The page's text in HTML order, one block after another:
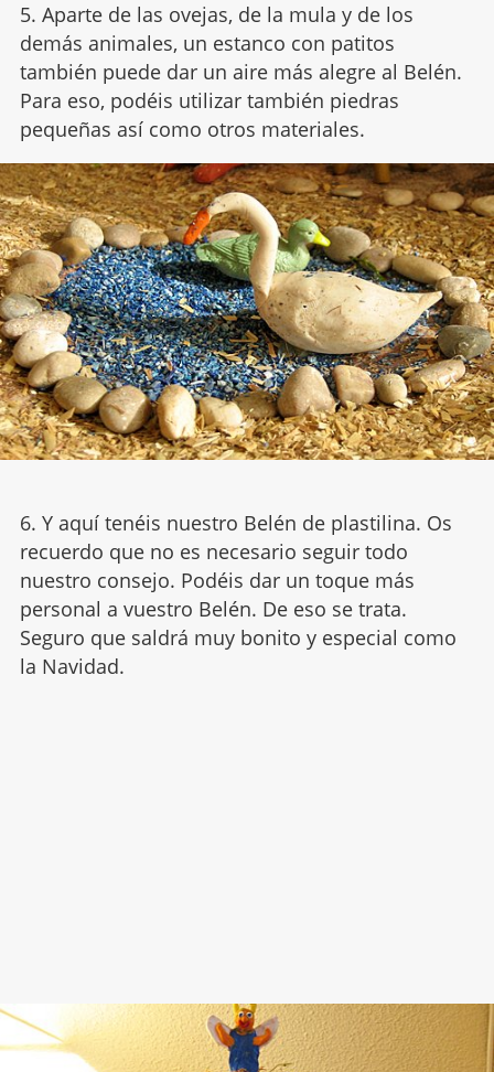
5. Aparte de las ovejas, de la mula y de los
demás animales, un estanco con patitos
también puede dar un aire más alegre al Belén.
Para eso, podéis utilizar también piedras
pequeñas así como otros materiales.
6. Y aquí tenéis nuestro Belén de plastilina. Os
recuerdo que no es necesario seguir todo
nuestro consejo. Podéis dar un toque más
personal a vuestro Belén. De eso se trata.
Seguro que saldrá muy bonito y especial como
la Navidad.